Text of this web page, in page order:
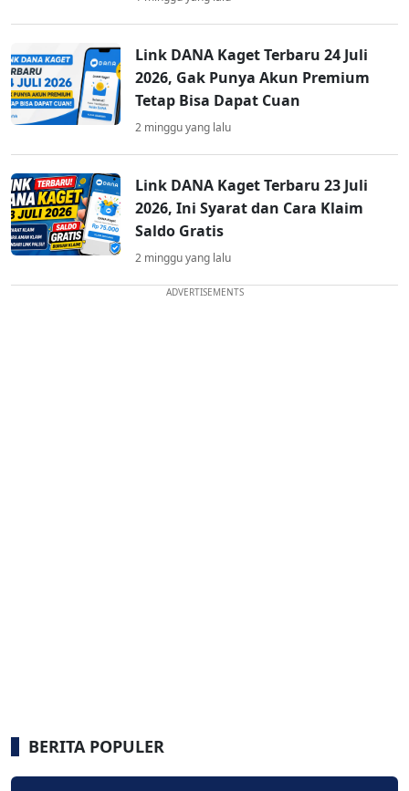
Link DANA Kaget Terbaru 24 Juli
2026, Gak Punya Akun Premium
Tetap Bisa Dapat Cuan
2 minggu yang lalu
Link DANA Kaget Terbaru 23 Juli
2026, Ini Syarat dan Cara Klaim
Saldo Gratis
2 minggu yang lalu
ADVERTISEMENTS
BERITA POPULER